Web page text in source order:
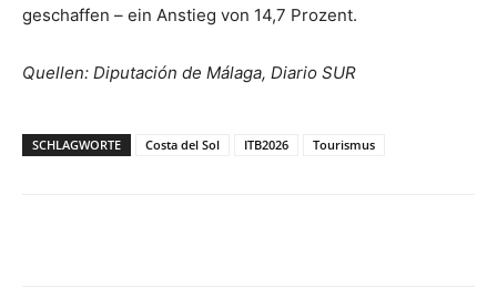
geschaffen – ein Anstieg von 14,7 Prozent.
Quellen: Diputación de Málaga, Diario SUR
SCHLAGWORTE Costa del Sol ITB2026 Tourismus